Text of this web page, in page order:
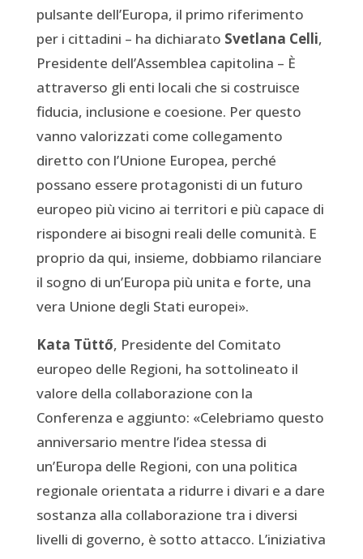
pulsante dell’Europa, il primo riferimento
per i cittadini – ha dichiarato Svetlana Celli,
Presidente dell’Assemblea capitolina – È
attraverso gli enti locali che si costruisce
fiducia, inclusione e coesione. Per questo
vanno valorizzati come collegamento
diretto con l’Unione Europea, perché
possano essere protagonisti di un futuro
europeo più vicino ai territori e più capace di
rispondere ai bisogni reali delle comunità. E
proprio da qui, insieme, dobbiamo rilanciare
il sogno di un’Europa più unita e forte, una
vera Unione degli Stati europei».
Kata Tüttő, Presidente del Comitato
europeo delle Regioni, ha sottolineato il
valore della collaborazione con la
Conferenza e aggiunto: «Celebriamo questo
anniversario mentre l’idea stessa di
un’Europa delle Regioni, con una politica
regionale orientata a ridurre i divari e a dare
sostanza alla collaborazione tra i diversi
livelli di governo, è sotto attacco. L’iniziativa